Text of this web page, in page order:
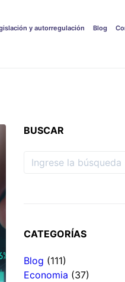
y autorregulación Blog
BUSCAR
CATEGORÍAS
Blog (111)
Economia (37)